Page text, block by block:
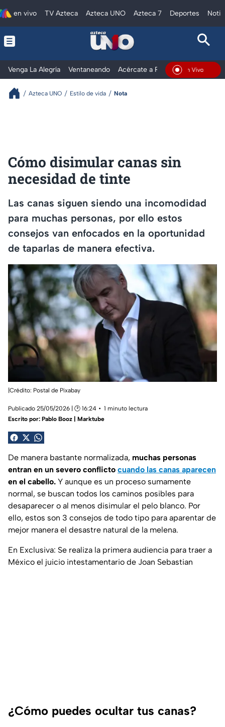
en vivo TV Azteca Azteca UNO Azteca 7 Deportes
Venga La Alegría Ventaneando Acércate a Rocío Al Extremo
En Vivo
Azteca UNO Estilo de vida Nota
Cómo disimular canas sin
necesidad de tinte
Las canas siguen siendo una incomodidad
para muchas personas, por ello estos
consejos van enfocados en la oportunidad
de taparlas de manera efectiva.
|Crédito: Postal de Pixabay
Publicado 25/05/2026 | 🕑 16:24
1 minuto lectura
Escrito por: Pablo Booz | Marktube
De manera bastante normalizada, muchas personas
entran en un severo conflicto cuando las canas aparecen
en el cabello. Y aunque es un proceso sumamente
normal, se buscan todos los caminos posibles para
desaparecer o al menos disimular el pelo blanco. Por
ello, estos son 3 consejos de todo tipo para aparentar de
mejor manera el desastre natural de la melena.
En Exclusiva: Se realiza la primera audiencia para traer a
México el juicio intestamentario de Joan Sebastian
¿Cómo puedes ocultar tus canas?